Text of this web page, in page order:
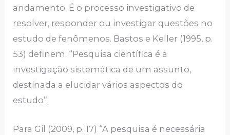
andamento. É o processo investigativo de
resolver, responder ou investigar questões no
estudo de fenômenos. Bastos e Keller (1995, p.
53) definem: “Pesquisa científica é a
investigação sistemática de um assunto,
destinada a elucidar vários aspectos do
estudo”.
Para Gil (2009, p. 17) “A pesquisa é necessária